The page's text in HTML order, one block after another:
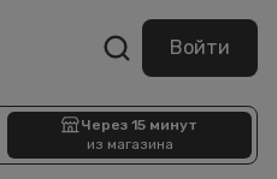
Войти
Через 15 минут
из магазина